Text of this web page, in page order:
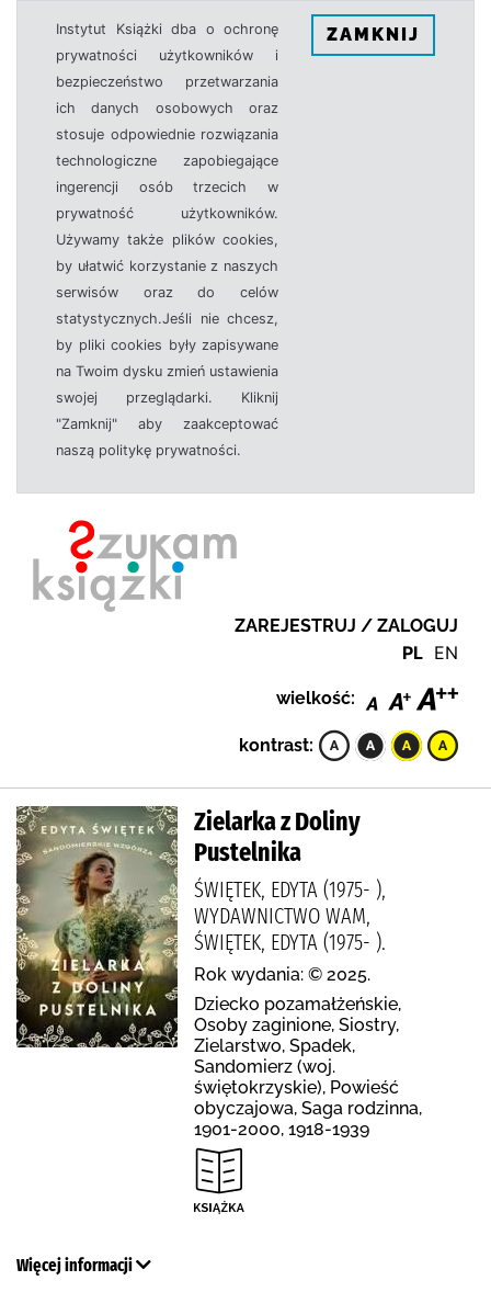
Instytut Książki dba o ochronę
prywatności użytkowników i
bezpieczeństwo przetwarzania
ich danych osobowych oraz
stosuje odpowiednie rozwiązania
technologiczne zapobiegające
ingerencji osób trzecich w
prywatność użytkowników.
Używamy także plików cookies,
by ułatwić korzystanie z naszych
serwisów oraz do celów
statystycznych.Jeśli nie chcesz,
by pliki cookies były zapisywane
na Twoim dysku zmień ustawienia
swojej przeglądarki. Kliknij
"Zamknij" aby zaakceptować
naszą politykę prywatności.
ZAMKNIJ
ZAREJESTRUJ / ZALOGUJ
PL EN
wielkość:
kontrast:
Zielarka z Doliny
Pustelnika
ŚWIĘTEK, EDYTA (1975- ),
WYDAWNICTWO WAM,
ŚWIĘTEK, EDYTA (1975- ).
Rok wydania: © 2025.
Dziecko pozamałżeńskie,
Osoby zaginione, Siostry,
Zielarstwo, Spadek,
Sandomierz (woj.
świętokrzyskie), Powieść
obyczajowa, Saga rodzinna,
1901-2000, 1918-1939
Więcej informacji